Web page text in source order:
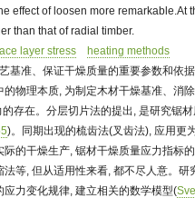
effect of loosen more remarkable.At
than that of radial timber.
layer stress
heating methods
基准、保证干燥质量的重要参数和依
物理本质, 为制定木材干燥基准、消
存在。分层切片法的提出, 是研究锯
)。同期出现的梳齿法(叉齿法), 应用更
的干燥生产, 锯材干燥质量应力指标
等, 但从适用性来看, 都不尽人意。
力变化规律, 建立相关的数学模型(